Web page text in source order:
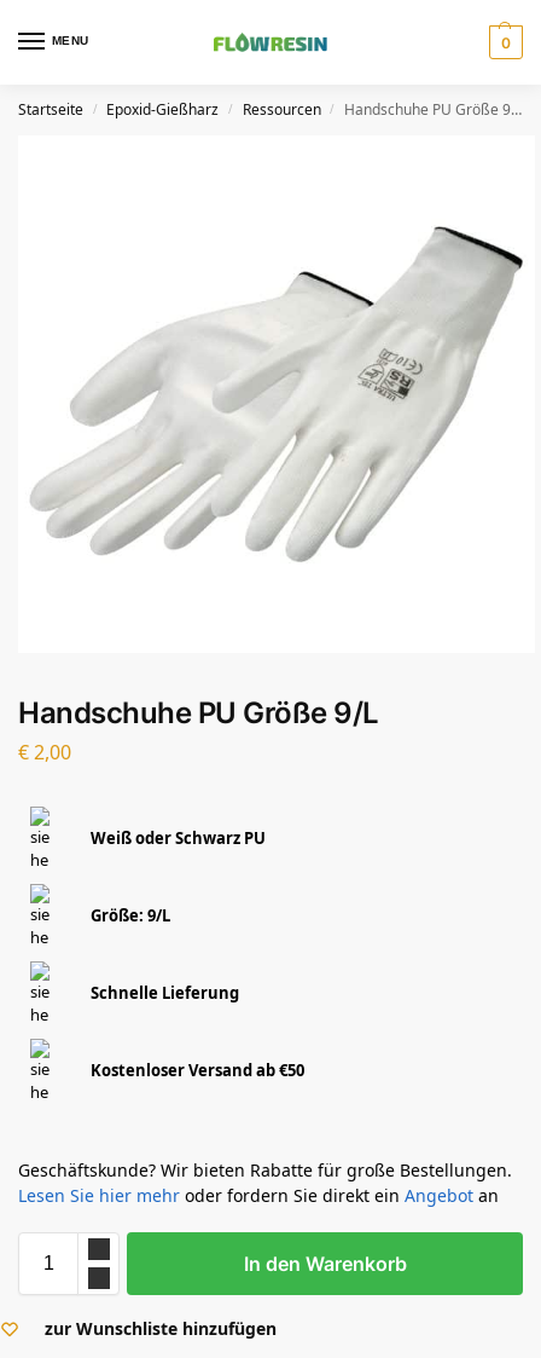
MENU 0
Startseite / Epoxid-Gießharz / Ressourcen / Handschuhe PU Größe 9/L
Handschuhe PU Größe 9/L
€2,00
Weiß oder Schwarz PU
Größe: 9/L
Schnelle Lieferung
Kostenloser Versand ab €50
Geschäftskunde? Wir bieten Rabatte für große Bestellungen.
Lesen Sie hier mehr oder fordern Sie direkt ein Angebot an
In den Warenkorb
zur Wunschliste hinzufügen